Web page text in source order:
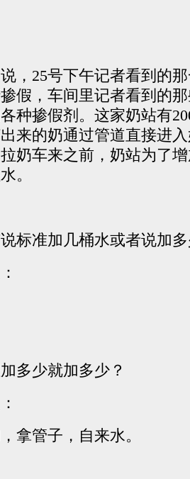
25号下午记者看到的那
假，车间里记者看到的
种掺假剂。这家奶站有
来的奶通过管道直接进
奶车来之前，奶站为了
。
准加几桶水或者说加多
少就加多少？
管子，自来水。